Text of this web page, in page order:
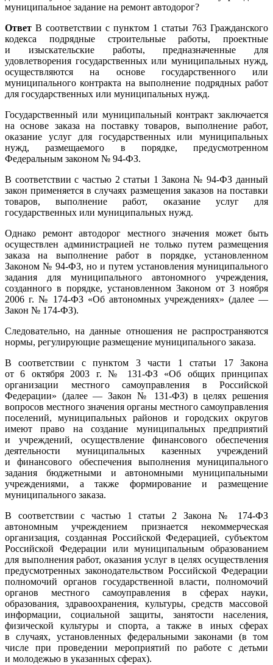
муниципальное задание на ремонт автодорог?
Ответ В соответствии с пунктом 1 статьи 763 Гражданского
кодекса подрядные строительные работы, проектные
и изыскательские работы, предназначенные для
удовлетворения государственных или муниципальных нужд,
осуществляются на основе государственного или
муниципального контракта на выполнение подрядных работ
для государственных или муниципальных нужд.
Государственный или муниципальный контракт заключается
на основе заказа на поставку товаров, выполнение работ,
оказание услуг для государственных или муниципальных
нужд, размещаемого в порядке, предусмотренном
Федеральным законом № 94-ФЗ.
В соответствии с частью 2 статьи 1 Закона №94-ФЗ данный
закон применяется в случаях размещения заказов на поставки
товаров, выполнение работ, оказание услуг для
государственных или муниципальных нужд.
Однако ремонт автодорог местного значения может быть
осуществлен администрацией не только путем размещения
заказа на выполнение работ в порядке, установленном
Законом № 94-ФЗ, но и путем установления муниципального
задания для муниципального автономного учреждения,
созданного в порядке, установленном Законом от 3 ноября
2006 г. № 174-ФЗ «Об автономных учреждениях» (далее —
Закон № 174-ФЗ).
Следовательно, на данные отношения не распространяются
нормы, регулирующие размещение муниципального заказа.
В соответствии с пунктом 3 части 1 статьи 17 Закона
от 6 октября 2003 г. № 131-ФЗ«Об общих принципах
организации местного самоуправления в Российской
Федерации» (далее — Закон № 131-ФЗ) в целях решения
вопросов местного значения органы местного самоуправления
поселений, муниципальных районов и городских округов
имеют право на создание муниципальных предприятий
и учреждений, осуществление финансового обеспечения
деятельности муниципальных казенных учреждений
и финансового обеспечения выполнения муниципального
задания бюджетными и автономными муниципальными
учреждениями, а также формирование и размещение
муниципального заказа.
В соответствии с частью 1 статьи 2 Закона № 174-ФЗ
автономным учреждением признается некоммерческая
организация, созданная Российской Федерацией, субъектом
Российской Федерации или муниципальным образованием
для выполнения работ, оказания услуг в целях осуществления
предусмотренных законодательством Российской Федерации
полномочий органов государственной власти, полномочий
органов местного самоуправления в сферах науки,
образования, здравоохранения, культуры, средств массовой
информации, социальной защиты, занятости населения,
физической культуры и спорта, а также в иных сферах
в случаях, установленных федеральными законами (в том
числе при проведении мероприятий по работе с детьми
и молодежью в указанных сферах).